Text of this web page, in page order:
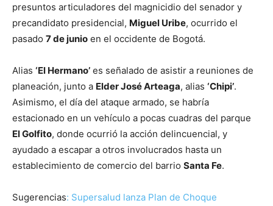
presuntos articuladores del magnicidio del senador y
precandidato presidencial, Miguel Uribe, ocurrido el
pasado 7 de junio en el occidente de Bogotá.
Alias ‘El Hermano’ es señalado de asistir a reuniones de
planeación, junto a Elder José Arteaga, alias ‘Chipi’.
Asimismo, el día del ataque armado, se habría
estacionado en un vehículo a pocas cuadras del parque
El Golfito, donde ocurrió la acción delincuencial, y
ayudado a escapar a otros involucrados hasta un
establecimiento de comercio del barrio Santa Fe.
Sugerencias: Supersalud lanza Plan de Choque